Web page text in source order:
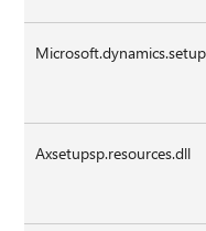
Axsetupsp.resources.dll